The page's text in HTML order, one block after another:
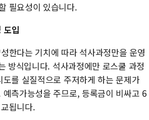
필요성이 있습니다.
도입
한다는 기치에 따라 석사과정만을 운영
방식입니다. 석사과정에만 로스쿨 과정
를 실질적으로 주저하게 하는 문제가
측가능성을 주므로, 등록금이 비싸고 6
됩니다.